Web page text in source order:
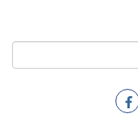
Search
Kërko